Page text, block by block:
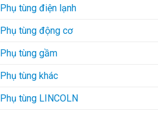
Phụ tùng điện lạnh
Phụ tùng động cơ
Phụ tùng gầm
Phụ tùng khác
Phụ tùng LINCOLN